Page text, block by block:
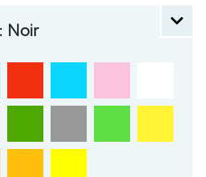
ans) manche longue,
Noir